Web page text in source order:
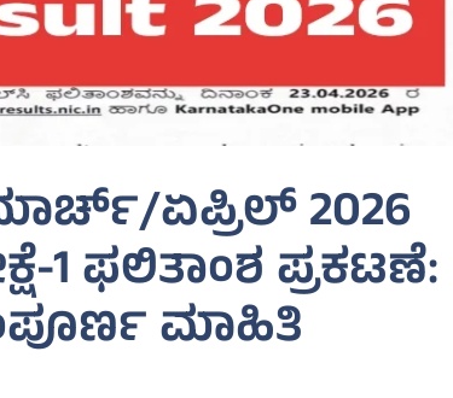
ಮಾರ್ಚ್/ಏಪ್ರಿಲ್ 2026
ಫಲಿತಾಂಶ ಪ್ರಕಟಣೆ:
ಮಾಹಿತಿ